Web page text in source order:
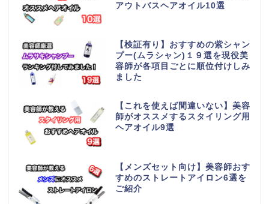
アウトバスヘアオイル10選
【検証有り】おすすめの紫シャン
プー(ムラシャン)１９選を現役美
容師が各項目ごとに順位付けしみ
ました
【これを使えば間違いない】美容
師がオススメするスタイリング用
ヘアオイル9選
【メンズセット向け】美容師おす
すめのストレートアイロン6選を
ご紹介